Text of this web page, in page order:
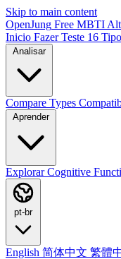
Skip to main content
OpenJung Free MBTI
Inicio Fazer Teste 16
Analisar
Compare Types
Aprender
ExplorarCognitive
pt-br
English 简体中文 繁體